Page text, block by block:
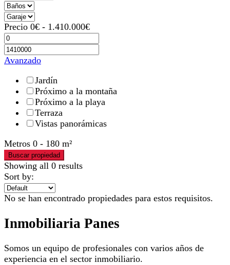
Precio 0€ - 1.410.000€
Avanzado
Jardín
Próximo a la montaña
Próximo a la playa
Terraza
Vistas panorámicas
Metros 0 - 180 m²
Buscar propiedad
Showing all 0 results
Sort by:
No se han encontrado propiedades para estos requisitos.
Inmobiliaria Panes
Somos un equipo de profesionales con varios años de
experiencia en el sector inmobiliario.